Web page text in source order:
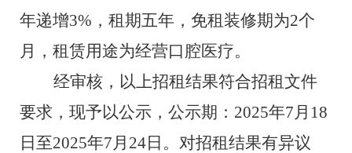
年递增3% ， 租期五年 ，免租装修期为2个
月
， 租赁用途为经营口腔医疗。
经审核，以上招租结果符合招租文件
要求，现予以公示，公示期： 2025年7月 18
日至2025年7月 24日。对招租结果有异议